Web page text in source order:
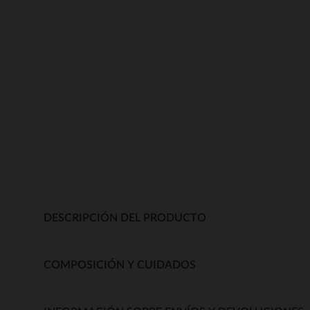
DESCRIPCIÓN DEL PRODUCTO
COMPOSICIÓN Y CUIDADOS